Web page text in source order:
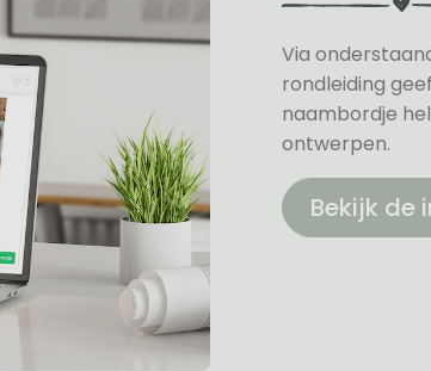
Via
rondleiding
naambordje
ontwerpen.
Bekijk de